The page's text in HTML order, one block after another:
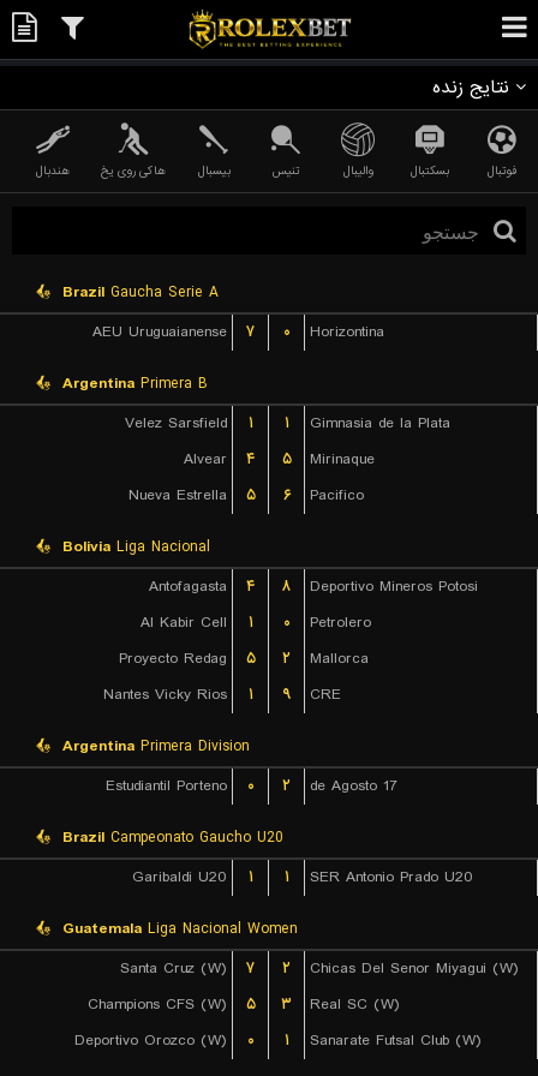
نتایج زنده
فوتبال بسکتبال والیبال تنیس بیسبال هاکی روی یخ هندبال
Brazil Gaucha Serie A
AEU Uruguaianense
۷ ۰ Horizontina
Argentina Primera B
Velez Sarsfield
۱ ۱
Gimnasia de la Plata
Alvear
۴ ۵
Mirinaque
Nueva Estrella
۵ ۶ Pacifico
Bolivia Liga Nacional
Antofagasta
۴ ۸
Deportivo Mineros Potosi
Al Kabir Cell
۱ ۰
Petrolero
Proyecto Redag
۵ ۲
Mallorca
Nantes Vicky Rios
۱ ۹ CRE
Argentina Primera Division
Estudiantil Porteno
۰ ۲ 17 de Agosto
Brazil Campeonato Gaucho U20
Garibaldi U20
۱ ۱ SER Antonio Prado U20
Guatemala Liga Nacional Women
Santa Cruz (W)
۷ ۲
Chicas Del Senor Miyagui (W)
Champions CFS (W)
۵ ۳
Real SC (W)
Deportivo Orozco (W)
۰ ۱ Sanarate Futsal Club (W)